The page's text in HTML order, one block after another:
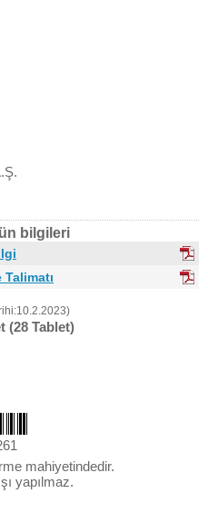
bilgileri
(28 Tablet)
mahiyetindedir.
yapılmaz.